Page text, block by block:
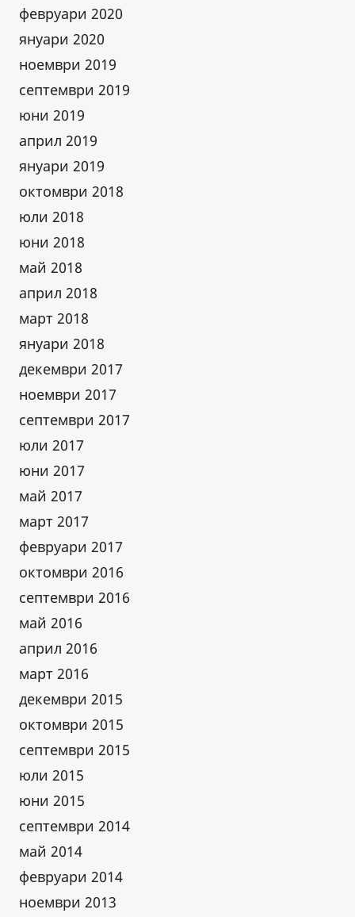
февруари 2020
януари 2020
ноември 2019
септември 2019
юни 2019
април 2019
януари 2019
октомври 2018
юли 2018
юни 2018
май 2018
април 2018
март 2018
януари 2018
декември 2017
ноември 2017
септември 2017
юли 2017
юни 2017
май 2017
март 2017
февруари 2017
октомври 2016
септември 2016
май 2016
април 2016
март 2016
декември 2015
октомври 2015
септември 2015
юли 2015
юни 2015
септември 2014
май 2014
февруари 2014
ноември 2013